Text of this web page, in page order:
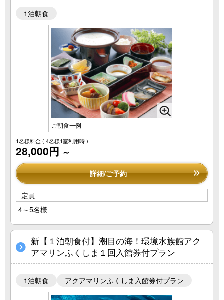
1泊朝食
ご朝食一例
1名様料金( 4名様1室利用時 )
28,000円 ～
詳細/ご予約
定員
4～5名様
新【１泊朝食付】潮目の海！環境水族館アク
アマリンふくしま１回入館券付プラン
1泊朝食 アクアマリンふくしま入館券付プラン